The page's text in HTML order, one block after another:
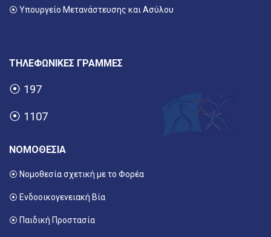
⦿ Υπουργείο Μετανάστευσης και Ασύλου
ΤΗΛΕΦΩΝΙΚΕΣ ΓΡΑΜΜΕΣ
⦿ 197
⦿ 1107
ΝΟΜΟΘΕΣΙΑ
⦿ Νομοθεσία σχετική με το Φορέα
⦿ Ενδοοικογενειακή Βία
⦿ Παιδική Προστασία